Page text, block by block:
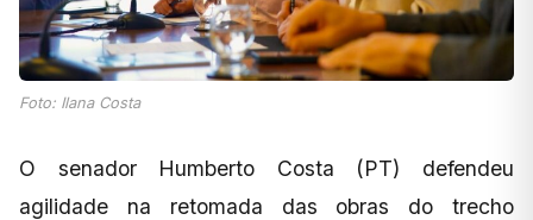
Foto: Ilana Costa
O senador Humberto Costa (PT) defendeu
agilidade na retomada das obras do trecho